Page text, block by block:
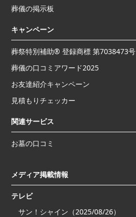
葬儀の掲示板
キャンペーン
葬祭特別補助® 登録商標 第7038473号
葬儀の口コミアワード2025
お友達紹介キャンペーン
見積もりチェッカー
関連サービス
お墓の口コミ
メディア掲載情報
テレビ
サン！シャイン（2025/08/26）